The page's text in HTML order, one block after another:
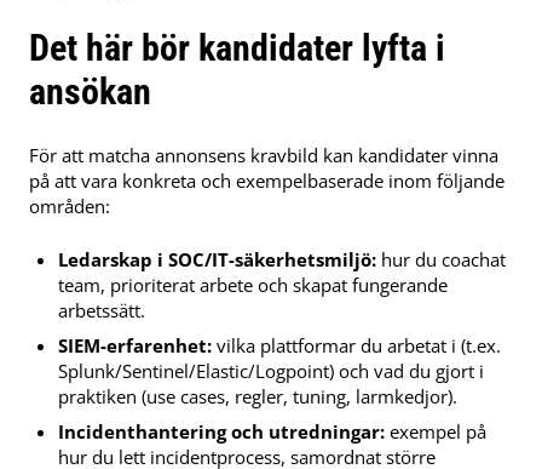
Det här bör kandidater lyfta i
ansökan
För att matcha annonsens kravbild kan kandidater vinna
på att vara konkreta och exempelbaserade inom följande
områden:
Ledarskap i SOC/IT-säkerhetsmiljö: hur du coachat
team, prioriterat arbete och skapat fungerande
arbetssätt.
SIEM-erfarenhet: vilka plattformar du arbetat i (t.ex.
Splunk/Sentinel/Elastic/Logpoint) och vad du gjort i
praktiken (use cases, regler, tuning, larmkedjor).
Incidenthantering och utredningar: exempel på
hur du lett incidentprocess, samordnat större